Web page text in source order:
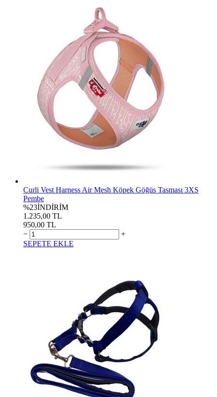
Curli Vest Harness Air Mesh Köpek Göğüs Tasması 3XS
Pembe
%23İNDİRİM
1.235,00 TL
950,00 TL
−
+
SEPETE EKLE